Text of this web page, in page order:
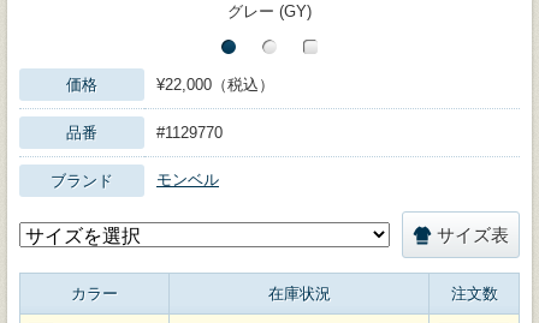
グレー (GY)
価格 ¥22,000（税込）
品番 #1129770
ブランド モンベル
サイズ表
カラー 在庫状況 注文数